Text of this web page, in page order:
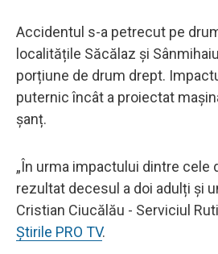
Accidentul s-a petrecut pe
localitățile Săcălaz și
porțiune de drum drept.
puternic încât a proiectat
șanț.
„În urma impactului dintre cele
rezultat decesul a doi adulți și
Cristian Ciucălău - Serviciul
Știrile PRO TV.